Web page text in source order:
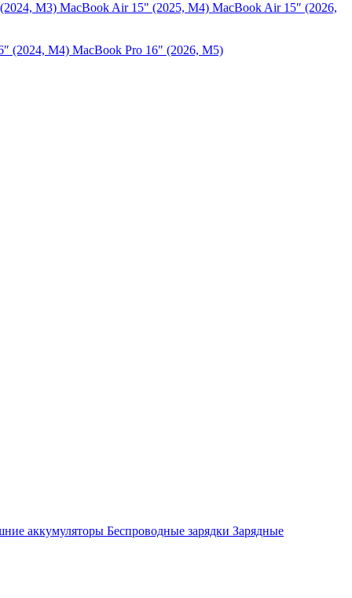
M3) MacBook Air 15" (2025, M4) MacBook Air 15″ (2026,
(2024, M4) MacBook Pro 16" (2026, M5)
аккумуляторы Беспроводные зарядки Зарядные